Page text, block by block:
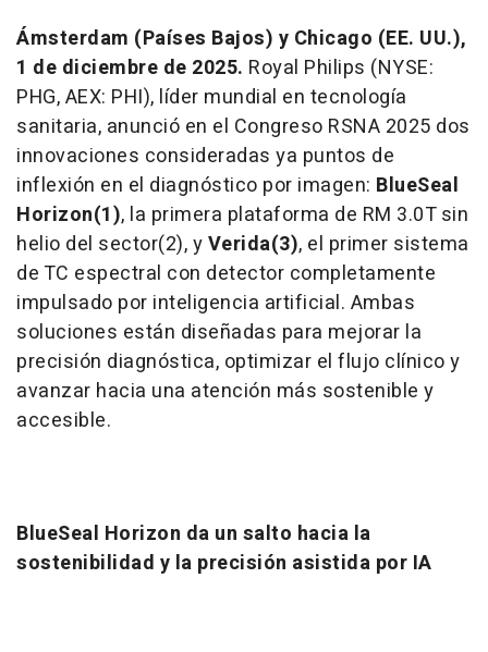
Ámsterdam (Países Bajos) y Chicago (EE. UU.),
1 de diciembre de 2025. Royal Philips (NYSE:
PHG, AEX: PHI), líder mundial en tecnología
sanitaria, anunció en el Congreso RSNA 2025 dos
innovaciones consideradas ya puntos de
inflexión en el diagnóstico por imagen: BlueSeal
Horizon(1), la primera plataforma de RM 3.0T sin
helio del sector(2), yVerida(3), el primer sistema
de TC espectral con detector completamente
impulsado por inteligencia artificial. Ambas
soluciones están diseñadas para mejorar la
precisión diagnóstica, optimizar el flujo clínico y
avanzar hacia una atención más sostenible y
accesible.
BlueSeal Horizon da un salto hacia la
sostenibilidad y la precisión asistida por IA